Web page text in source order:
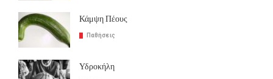
Κάμψη Πέους
Παθήσεις
Υδροκήλη